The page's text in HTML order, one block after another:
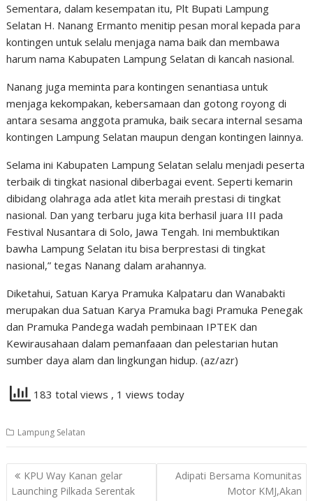
Sementara, dalam kesempatan itu, Plt Bupati Lampung
Selatan H. Nanang Ermanto menitip pesan moral kepada para
kontingen untuk selalu menjaga nama baik dan membawa
harum nama Kabupaten Lampung Selatan di kancah nasional.
Nanang juga meminta para kontingen senantiasa untuk
menjaga kekompakan, kebersamaan dan gotong royong di
antara sesama anggota pramuka, baik secara internal sesama
kontingen Lampung Selatan maupun dengan kontingen lainnya.
Selama ini Kabupaten Lampung Selatan selalu menjadi peserta
terbaik di tingkat nasional diberbagai event. Seperti kemarin
dibidang olahraga ada atlet kita meraih prestasi di tingkat
nasional. Dan yang terbaru juga kita berhasil juara III pada
Festival Nusantara di Solo, Jawa Tengah. Ini membuktikan
bawha Lampung Selatan itu bisa berprestasi di tingkat
nasional,” tegas Nanang dalam arahannya.
Diketahui, Satuan Karya Pramuka Kalpataru dan Wanabakti
merupakan dua Satuan Karya Pramuka bagi Pramuka Penegak
dan Pramuka Pandega wadah pembinaan IPTEK dan
Kewirausahaan dalam pemanfaaan dan pelestarian hutan
sumber daya alam dan lingkungan hidup. (az/azr)
183 total views , 1 views today
Lampung Selatan
Navigasi
pos
KPU Way Kanan gelar
Launching Pilkada Serentak
Adipati Bersama Komunitas
Motor KMJ,Akan